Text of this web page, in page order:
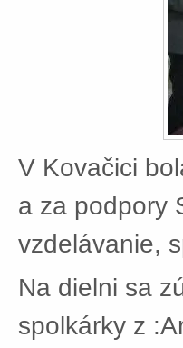
V Kovačici
a za podpory
vzdelávanie,
Na dielni sa
spolkárky z